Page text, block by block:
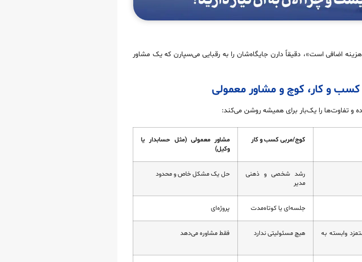
اضافی است»، دقیقاً دارن جایگاه‌شان را به رقبایی می‌سپارن که یک مشاور
و کار، کوچ و مشاور معمولی
و تفاوت‌ها را یک‌بار برای همیشه روشن می‌کند:
کوج/مربی کسب و کار
مشاور معمولی (مثل حسابدار یا
وکیل)
رشد شخصی و ذهنی
مدیر
حل یک مشکل خاص و محدود
جلسه‌ای یا کوتاه‌مدت پروژه‌ای
وابسته به
هیچ مسئولیتی ندارد فقط مشاوره می‌دهد